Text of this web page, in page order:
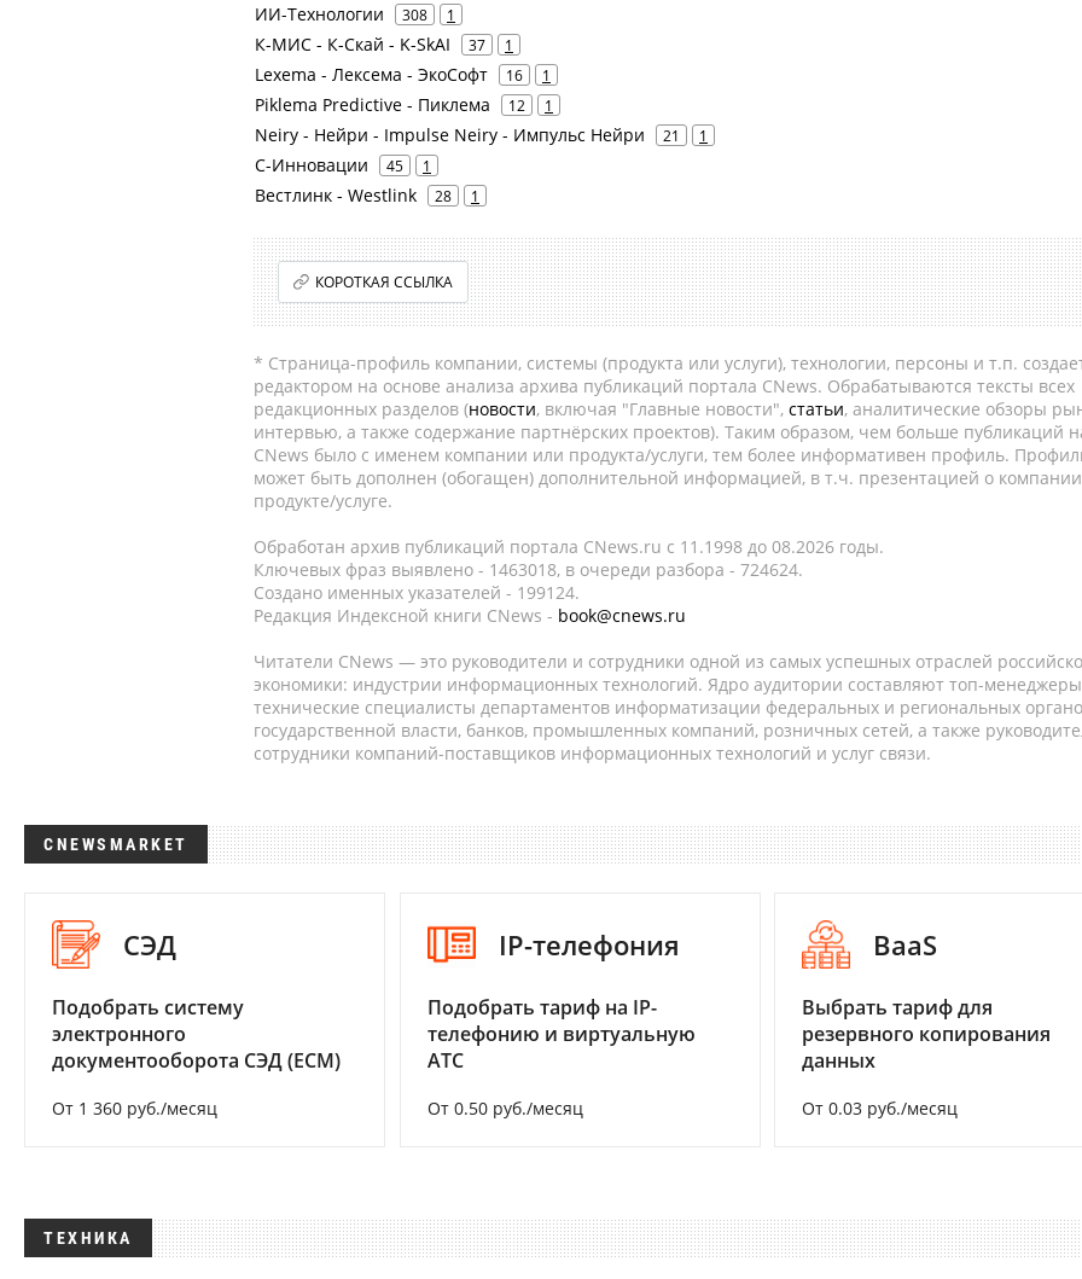
ИИ-Технологии 308 1
К-МИС - К-Скай - K-SkAI 37 1
Lexema - Лексема - ЭкоСофт 16 1
Piklema Predictive - Пиклема 12 1
Neiry - Нейри - Impulse Neiry - Импульс Нейри 21 1
С-Инновации 45 1
Вестлинк - Westlink 28 1
КОРОТКАЯ ССЫЛКА
* Страница-профиль компании, системы (продукта или услуги), технологии, персоны и т.п.
редактором на основе анализа архива публикаций портала CNews. Обрабатываются тексты всех
редакционных разделов (новости, включая "Главные новости", статьи, аналитические обзоры
интервью, а также содержание партнёрских проектов). Таким образом, чем больше публикаций
CNews было с именем компании или продукта/услуги, тем более информативен профиль.
может быть дополнен (обогащен) дополнительной информацией, в т.ч. презентацией о
продукте/услуге.
Обработан архив публикаций портала CNews.ru c 11.1998 до 08.2026 годы.
Ключевых фраз выявлено - 1463018, в очереди разбора - 724624.
Создано именных указателей - 199124.
Редакция Индексной книги CNews - book@cnews.ru
Читатели CNews — это руководители и сотрудники одной из самых успешных отраслей
экономики: индустрии информационных технологий. Ядро аудитории составляют топ-
технические специалисты департаментов информатизации федеральных и региональных
государственной власти, банков, промышленных компаний, розничных сетей, а также
сотрудники компаний-поставщиков информационных технологий и услуг связи.
CNEWSMARKET
СЭД
Подобрать систему
электронного
документооборота СЭД (ECM)
От 1 360 руб./месяц
IP-телефония
Подобрать тариф на IP-
телефонию и виртуальную
АТС
От 0.50 руб./месяц
BaaS
Выбрать тариф для
резервного копирования
данных
От 0.03 руб./месяц
ТЕХНИКА